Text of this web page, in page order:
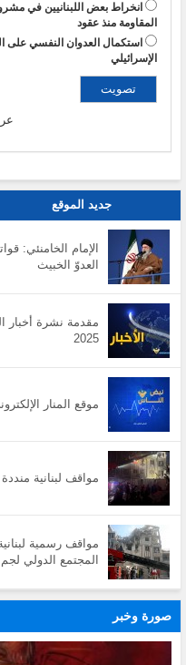
انخراط بعض اللبنانيين في
المقاومة منذ عقود
استكمال العدوان النفسي على
الإسرائيلي
جديد الموقع
الإمام الخامنئي:
العدوّ الخبيث
2025
موقع المنار
مواقف لبنانية
مواقف رسمية
المجتمع الدولي
صورة وخبر